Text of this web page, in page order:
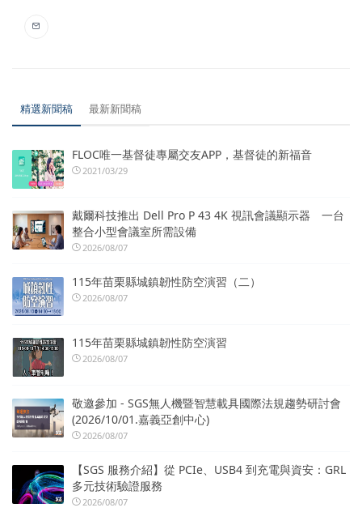
精選新聞稿 最新新聞稿
FLOC唯一基督徒專屬交友APP，基督徒的新福音
2021/03/29
戴爾科技推出 Dell Pro P 43 4K 視訊會議顯示器 一台
整合小型會議室所需設備
2026/08/07
115年苗栗縣城鎮韌性防空演習（二）
2026/08/07
115年苗栗縣城鎮韌性防空演習
2026/08/07
敬邀參加 - SGS無人機暨智慧載具國際法規趨勢研討會
(2026/10/01.嘉義亞創中心)
2026/08/07
【SGS 服務介紹】從 PCIe、USB4 到充電與資安：GRL
多元技術驗證服務
2026/08/07